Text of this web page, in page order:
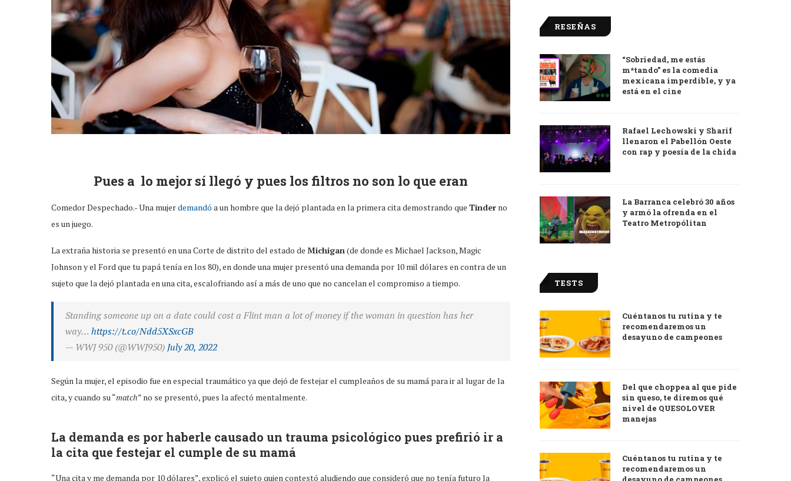
Pues a lo mejor sí llegó y pues los filtros no son lo que eran
Comedor Despechado.- Una mujerdemandó a un hombre que la dejó plantada en la primera cita demostrando que Tinder no
es un juego.
La extraña historia se presentó en una Corte de distrito del estado de Michigan(de donde es Michael Jackson, Magic
Johnson y el Ford que tu papá tenía en los 80), en donde una mujer presentó una demanda por 10 mil dólares en contra de un
sujeto que la dejó plantada en una cita, escalofriando así a más de uno que no cancelan el compromiso a tiempo.
Standing someone up on a date could cost a Flint man a lot of money if the woman in question has her
way… https://t.co/Ndd5XSxcGB
— WWJ 950 (@WWJ950) July 20, 2022
Según la mujer, el episodio fue en especial traumático ya que dejó de festejar el cumpleaños de su mamá para ir al lugar de la
cita, y cuando su “match” no se presentó, pues la afectó mentalmente.
La demanda es por haberle causado un trauma psicológico pues prefirió ir a
la cita que festejar el cumple de su mamá
“Una cita y me demanda por 10 dólares”, explicó el sujeto quien contestó aludiendo que consideró que no tenía futuro la
RESEÑAS
9.0
“Sobriedad, me estás
m*tando” es la comedia
mexicana imperdible, y ya
está en el cine
Rafael Lechowski y Sharif
llenaron el Pabellón Oeste
con rap y poesía de la chida
La Barranca celebró 30 años
y armó la ofrenda en el
Teatro Metropólitan
TESTS
Cuéntanos tu rutina y te
recomendaremos un
desayuno de campeones
Del que choppea al que pide
sin queso, te diremos qué
nivel de QUESOLOVER
manejas
Cuéntanos tu rutina y te
recomendaremos un